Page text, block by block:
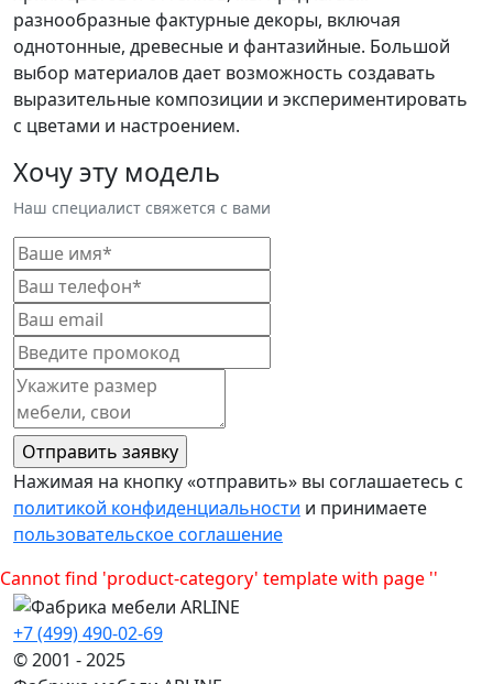
разнообразные фактурные декоры, включая
однотонные, древесные и фантазийные. Большой
выбор материалов дает возможность создавать
выразительные композиции и экспериментировать
с цветами и настроением.
Хочу эту модель
Наш специалист свяжется с вами
Нажимая на кнопку «отправить» вы соглашаетесь с
политикой конфиденциальности и принимаете
пользовательское соглашение
Cannot find 'product-category' template with page ''
+7 (499) 490-02-69
© 2001 - 2025